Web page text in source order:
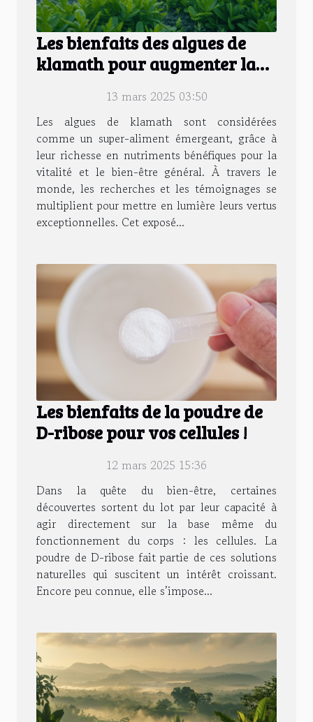
Les bienfaits des algues de
klamath pour augmenter la
13 mars 2025 03:50
Les algues de klamath sont considérées
comme un super-aliment émergeant, grâce à
leur richesse en nutriments bénéfiques pour la
vitalité et le bien-être général. À travers le
monde, les recherches et les témoignages se
multiplient pour mettre en lumière leurs vertus
exceptionnelles. Cet exposé...
Les bienfaits de la poudre de
D-ribose pour vos cellules !
12 mars 2025 15:36
Dans la quête du bien-être, certaines
découvertes sortent du lot par leur capacité à
agir directement sur la base même du
fonctionnement du corps : les cellules. La
poudre de D-ribose fait partie de ces solutions
naturelles qui suscitent un intérêt croissant.
Encore peu connue, elle s’impose...